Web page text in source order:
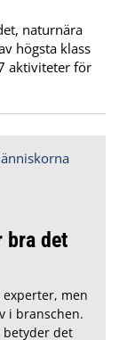
naturnära
högsta klass
aktiviteter för
bra det
men
i branschen.
det